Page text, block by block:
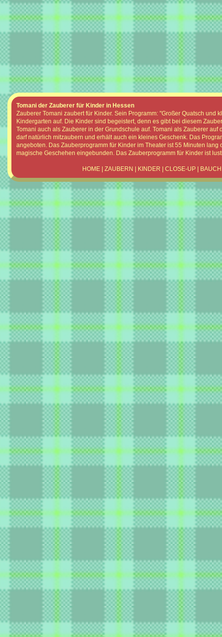
Tomani der Zauberer für Kinder in Hessen
Zauberer Tomani zaubert für Kinder. Sein Programm: "Großer Quatsch und
Kindergarten auf. Die Kinder sind begeistert, denn es gibt bei diesem
Tomani auch als Zauberer in der Grundschule auf. Tomani als Zauberer
darf natürlich mitzaubern und erhält auch ein kleines Geschenk. Das
angeboten. Das Zauberprogramm für Kinder im Theater ist 55 Minuten
magische Geschehen eingebunden. Das Zauberprogramm für Kinder ist
HOME| ZAUBERN KINDER CLOSE-UP|